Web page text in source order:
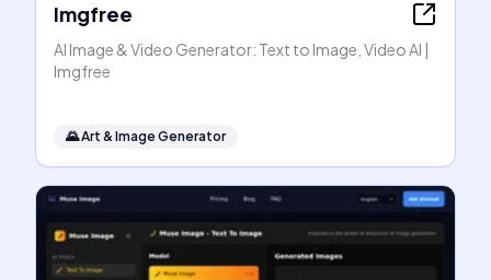
Imgfree
AI Image & Video Generator: Text to Image, Video AI |
Imgfree
🌄Art & Image Generator